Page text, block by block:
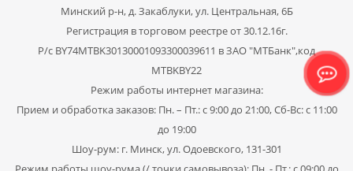
Минский р-н, д. Закаблуки, ул. Центральная, 6Б
Регистрация в торговом реестре от 30.12.16г.
Р/с BY74MTBK30130001093300039611 в ЗАО "МТБанк",код
MTBKBY22
Режим работы интернет магазина:
Прием и обработка заказов: Пн. – Пт.: с 9:00 до 21:00, Сб-Вс: с 11:00
до 19:00
Шоу-рум: г. Минск, ул. Одоевского, 131-301